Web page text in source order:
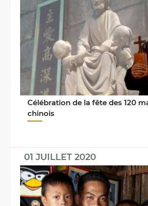
Célébration de la fête des 120
chinois
01 JUILLET 2020